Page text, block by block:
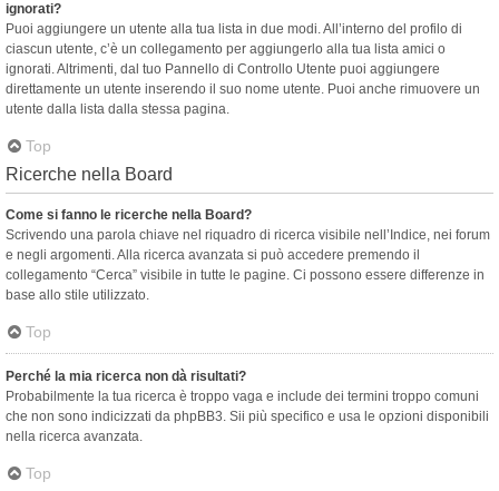
ignorati?
Puoi aggiungere un utente alla tua lista in due modi. All’interno del profilo di
ciascun utente, c’è un collegamento per aggiungerlo alla tua lista amici o
ignorati. Altrimenti, dal tuo Pannello di Controllo Utente puoi aggiungere
direttamente un utente inserendo il suo nome utente. Puoi anche rimuovere un
utente dalla lista dalla stessa pagina.
Top
Ricerche nella Board
Come si fanno le ricerche nella Board?
Scrivendo una parola chiave nel riquadro di ricerca visibile nell’Indice, nei forum
e negli argomenti. Alla ricerca avanzata si può accedere premendo il
collegamento “Cerca” visibile in tutte le pagine. Ci possono essere differenze in
base allo stile utilizzato.
Top
Perché la mia ricerca non dà risultati?
Probabilmente la tua ricerca è troppo vaga e include dei termini troppo comuni
che non sono indicizzati da phpBB3. Sii più specifico e usa le opzioni disponibili
nella ricerca avanzata.
Top